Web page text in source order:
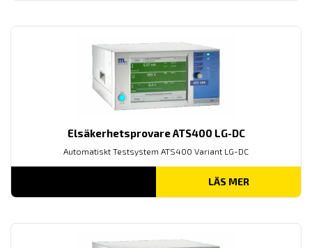
Elsäkerhetsprovare ATS400 LG-DC
Automatiskt Testsystem ATS400 Variant LG-DC
LÄS MER